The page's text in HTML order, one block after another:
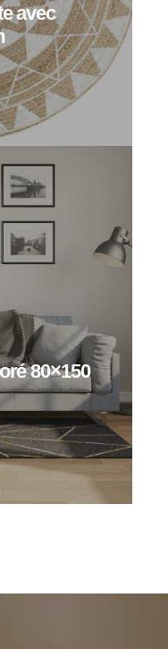
avec
80×150